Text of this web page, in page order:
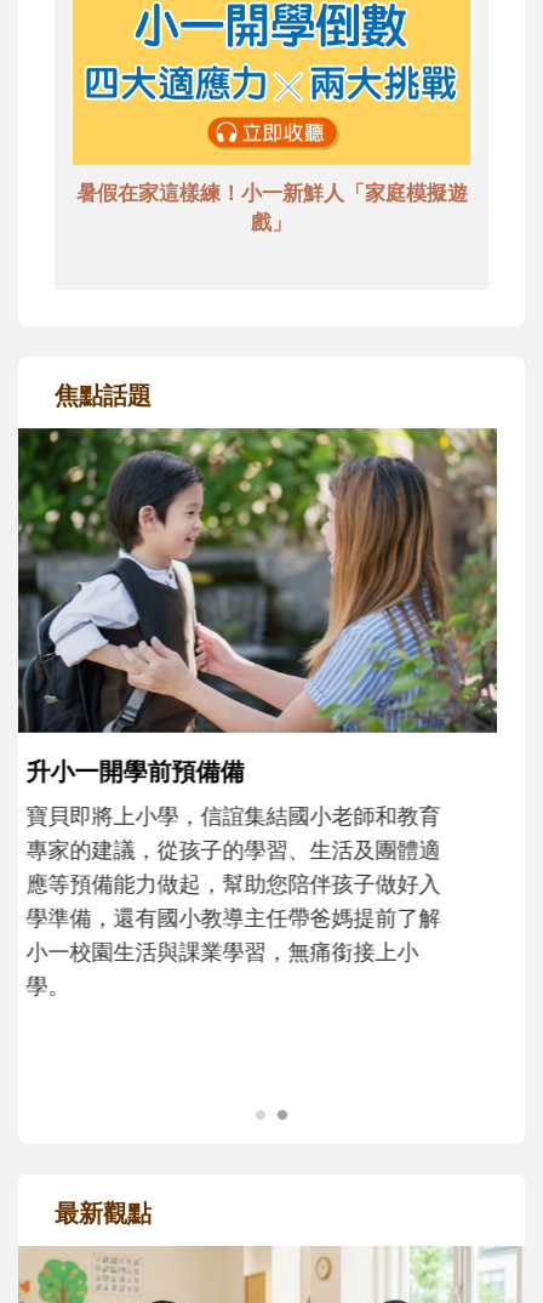
暑假在家這樣練！小一新鮮人「家庭模擬遊
戲」
焦點話題
和孩子一起長大的那個男人│讀懂父親的
不同模樣
沒有人天生就擅長當爸爸！男人總是在一次
次「前所未有」的體驗中，跟著孩子一起長
大。從給予安全感的肢體遊戲，到獨立自
主、角色認同及解決問題的能力養成。爸爸
正嘗試用不同的模樣，參與孩子每個重要的
最新觀點